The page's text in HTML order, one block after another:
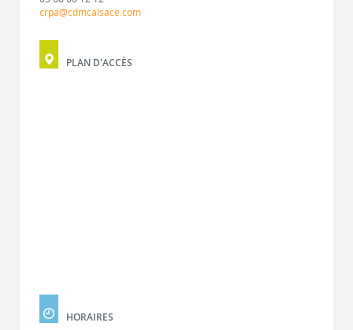
crpa@cdmcalsace.com
PLAN D'ACCÈS
HORAIRES